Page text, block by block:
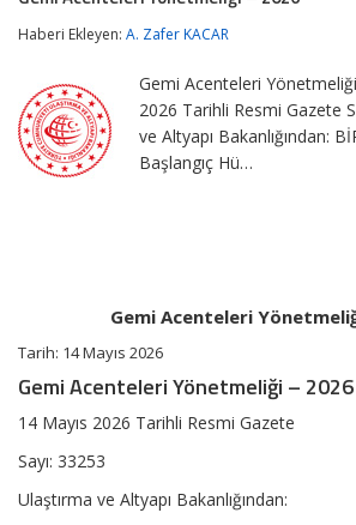
2026
Haberi Ekleyen: A. Zafer KACAR
Gemi Acenteleri
2026 Tarihli Resmi Gazete
ve Altyapı Bakanlığından:
Başlangıç Hü…
Gemi Acenteleri
Tarih: 14 Mayıs 2026
Gemi Acenteleri Yönetmeliği – 2026
14 Mayıs 2026 Tarihli Resmi Gazete
Sayı: 33253
Ulaştırma ve Altyapı Bakanlığından: